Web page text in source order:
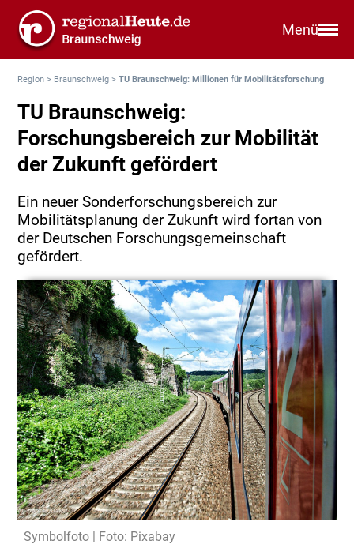
Menü
Region > Braunschweig >TU Braunschweig: Millionen für Mobilitätsforschung
TU Braunschweig:
Forschungsbereich zur Mobilität
der Zukunft gefördert
Ein neuer Sonderforschungsbereich zur
Mobilitätsplanung der Zukunft wird fortan von
der Deutschen Forschungsgemeinschaft
gefördert.
Symbolfoto | Foto: Pixabay